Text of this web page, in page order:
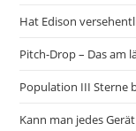
Hat Edison
Pitch-Drop – Das am
Population III Sterne
Kann man jedes